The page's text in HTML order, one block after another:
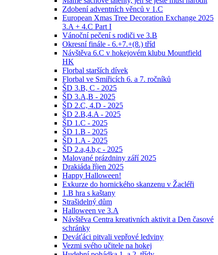
Zdobení adventních věnců v 1.C
European Xmas Tree Decoration Exchange 2025
3.A + 4.C Part I
Vánoční pečení s rodiči ve 3.B
Okresní finále - 6.+7.+(8.) tříd
Návštěva 6.C v hokejovém klubu Mountfield
HK
Florbal starších dívek
Florbal ve Smiřicích 6. a 7. ročníků
ŠD 3.B, C - 2025
ŠD 3.A,B - 2025
ŠD 2.C, 4.D - 2025
ŠD 2.B,4.A - 2025
ŠD 1.C - 2025
ŠD 1.B - 2025
ŠD 1.A - 2025
ŠD 2.a,4.b,c - 2025
Malované prázdniny září 2025
Drakiáda říjen 2025
Happy Halloween!
Exkurze do hornického skanzenu v Žacléři
1.B hra s kaštany
Strašidelný dům
Halloween ve 3.A
Návštěva Centra kreativních aktivit a Den časové
schránky
Deváťáci pitvali vepřové ledviny
Vezmi svého učitele na hokej